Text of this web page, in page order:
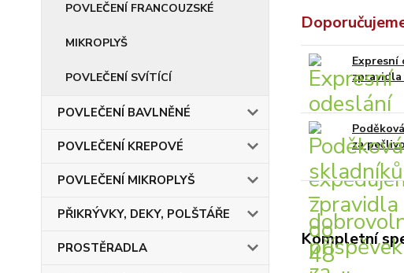
POVLEČENÍ FRANCOUZSKÉ
MIKROPLYŠ
POVLEČENÍ SVÍTÍCÍ
POVLEČENÍ BAVLNĚNÉ
POVLEČENÍ KREPOVÉ
POVLEČENÍ MIKROPLYŠ
PŘIKRÝVKY, DEKY, POLŠTÁŘE
PROSTĚRADLA
Expresní
za
Kompletní